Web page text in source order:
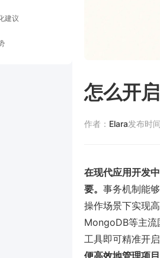
建议
怎么开
作者： Elara发布时
在现代应用开发
要。 事务机制能
操作场景下实现
MongoDB等主流
工具即可精准开